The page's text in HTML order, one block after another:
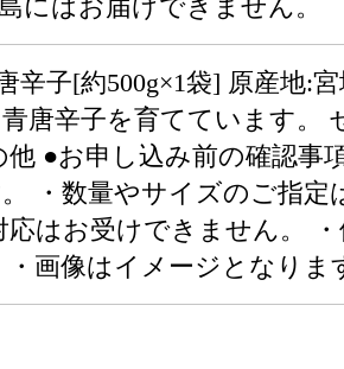
にはお届けできません。
辛子[約500g×1袋] 原産地:
唐辛子を育てています。
●お申し込み前の確認事
・数量やサイズのご指
はお受けできません。
画像はイメージとなりま